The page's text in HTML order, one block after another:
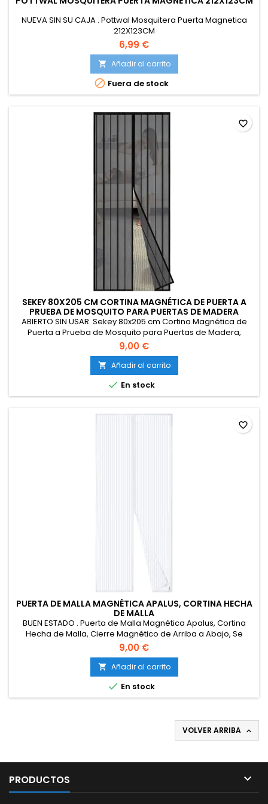
NUEVA SIN SU CAJA . Pottwal Mosquitera Puerta Magnetica
212X123CM
6,99 €
 Añadir al carrito
 Fuera de stock
SEKEY 80X205 CM CORTINA MAGNÉTICA DE PUERTA A
PRUEBA DE MOSQUITO PARA PUERTAS DE MADERA
ABIERTO SIN USAR. Sekey 80x205 cm Cortina Magnética de
Puerta a Prueba de Mosquito para Puertas de Madera,
Puertas de Aluminio, Puertas del Balcón, Puertas de RV,
Cierre Automático, Negro
9,00 €
 Añadir al carrito
 En stock
favorite_border
PUERTA DE MALLA MAGNÉTICA APALUS, CORTINA HECHA
DE MALLA
BUEN ESTADO . Puerta de Malla Magnética Apalus, Cortina
Hecha de Malla, Cierre Magnético de Arriba a Abajo, Se
Cierra Automáticamente y Mantiene el Aire Fresco
(90x200CM,Blanco)
9,00 €
 Añadir al carrito
 En stock
favorite_border
VOLVER ARRIBA 
PRODUCTOS 